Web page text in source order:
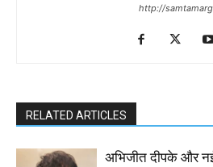
http://
RELATED ARTICLES
अभिजीत दीपके और नई